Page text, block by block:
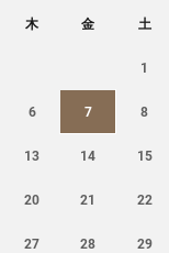
木 金 土
1
6 7 8
13 14 15
20 21 22
27 28 29